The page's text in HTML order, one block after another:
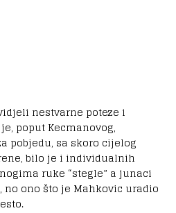
nestvarne poteze i
poput Kecmanovog,
pobjedu, sa skoro cijelog
bilo je i individualnih
ruke “stegle” a junaci
ono što je Mahkovic uradio